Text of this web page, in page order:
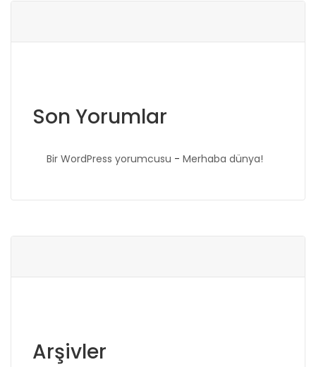
Son Yorumlar
Bir WordPress yorumcusu - Merhaba dünya!
Arşivler